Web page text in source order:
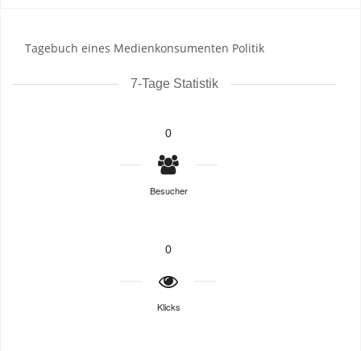
Tagebuch eines Medienkonsumenten Politik
7-Tage Statistik
0
Besucher
0
Klicks